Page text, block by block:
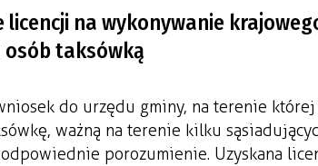
licencji na wykonywanie
osób taksówką
do urzędu gminy, na terenie
ważną na terenie kilku
porozumienie. Uzyskana